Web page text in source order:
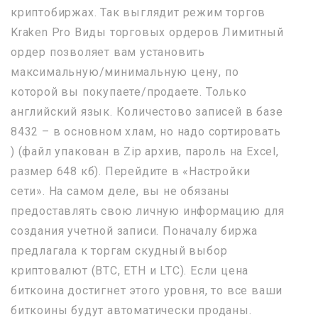
криптобиржах. Так выглядит режим торгов
Kraken Pro Виды торговых ордеров Лимитный
ордер позволяет вам установить
максимальную/минимальную цену, по
которой вы покупаете/продаете. Только
английский язык. Количестово записей в базе
8432 – в основном хлам, но надо сортировать
) (файл упакован в Zip архив, пароль на Excel,
размер 648 кб). Перейдите в «Настройки
сети». На самом деле, вы не обязаны
предоставлять свою личную информацию для
создания учетной записи. Поначалу биржа
предлагала к торгам скудный выбор
криптовалют (BTC, ETH и LTC). Если цена
биткоина достигнет этого уровня, то все ваши
биткоины будут автоматически проданы.